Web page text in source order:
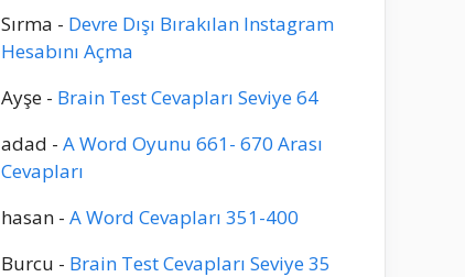
Sırma - Devre Dışı Bırakılan Instagram
Hesabını Açma
Ayşe - Brain Test Cevapları Seviye 64
adad - A Word Oyunu 661- 670 Arası
Cevapları
hasan - A Word Cevapları 351-400
Burcu - Brain Test Cevapları Seviye 35